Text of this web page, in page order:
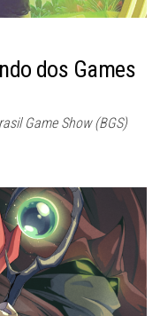
dos Games
Game Show (BGS)